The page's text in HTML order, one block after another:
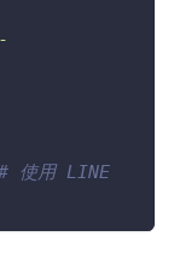
使用 LINE